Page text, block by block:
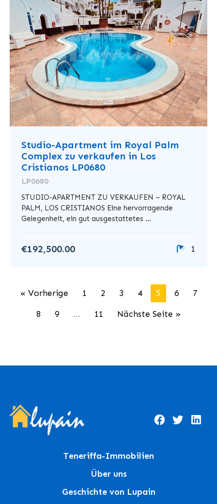
Studio-Apartment im Royal Palm
Complex zu verkaufen in Los
Cristianos LP0680
LP0680
STUDIO-APARTMENT ZU VERKAUFEN – ROYAL
PALM, LOS CRISTIANOS Eine hervorragende
Gelegenheit, ein gut ausgestattetes ...
€192,500.00 1
« Vorherige 1 2 3 4 5 6
7
8
9 ... 11 Nächste Seite »
Teneriffa-Immobilien
Über uns
Geschichte von Lupain